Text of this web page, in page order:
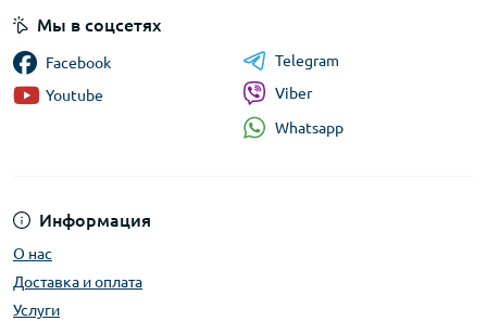
Информация
О нас
Доставка и оплата
Услуги
Мы в соцсетях
Facebook
Youtube
Telegram
Viber
Whatsapp